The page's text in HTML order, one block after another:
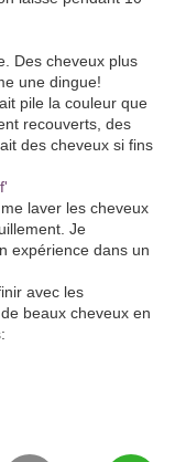
Des cheveux plus
une dingue!
pile la couleur que
recouverts, des
des cheveux si fins
laver les cheveux
Je
expérience dans un
avec les
beaux cheveux en